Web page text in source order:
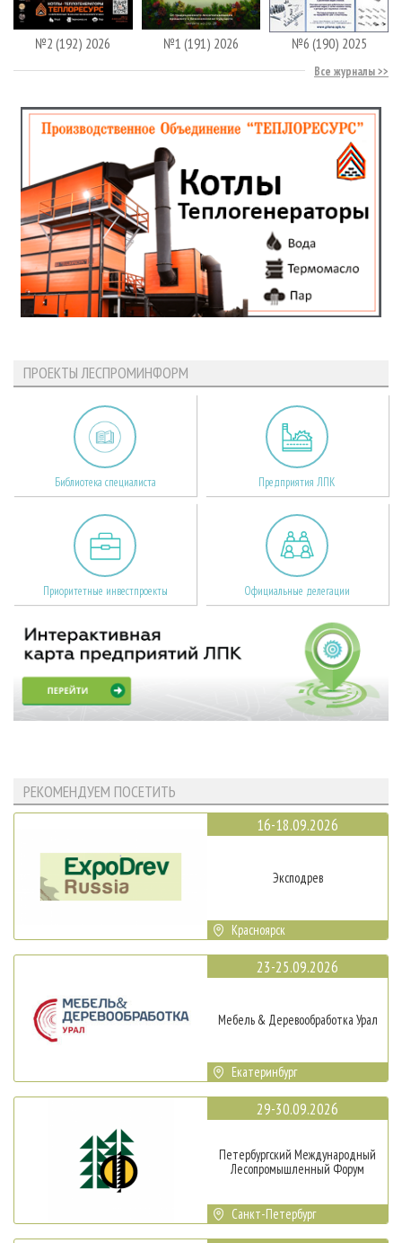
№2 (192) 2026 №1 (191) 2026 №6 (190) 2025
Все журналы
ПРОЕКТЫ ЛЕСПРОМИНФОРМ
Библиотека специалиста Предприятия ЛПК
Приоритетные инвестпроекты Официальные делегации
РЕКОМЕНДУЕМ ПОСЕТИТЬ
16-18.09.2026
Эксподрев
Красноярск
23-25.09.2026
Мебель & Деревообработка Урал
Екатеринбург
29-30.09.2026
Петербургский Международный
Лесопромышленный Форум
Санкт-Петербург